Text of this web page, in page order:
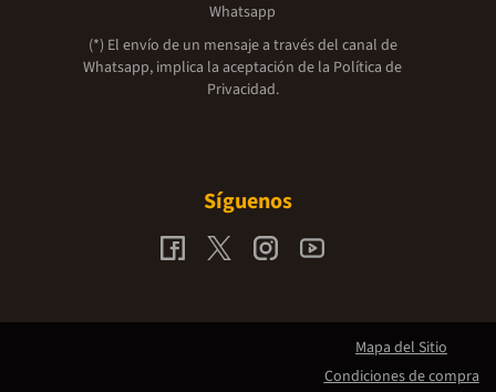
Whatsapp
(*) El envío de un mensaje a través del canal de
Whatsapp, implica la aceptación de la Política de
Privacidad.
Síguenos
Mapa del Sitio
Condiciones de compra